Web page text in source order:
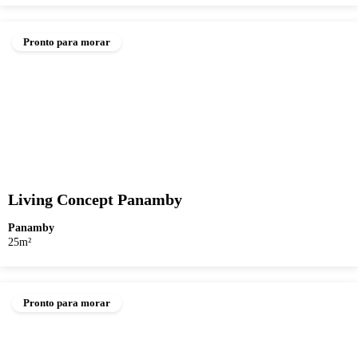
Pronto para morar
Living Concept Panamby
Panamby
25m²
Pronto para morar